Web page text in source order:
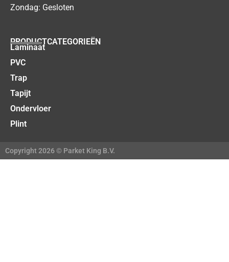
Zondag: Gesloten
PRODUCTCATEGORIEËN
Laminaat
PVC
Trap
Tapijt
Ondervloer
Plint
Copyright 2026 © Parket King B.V.